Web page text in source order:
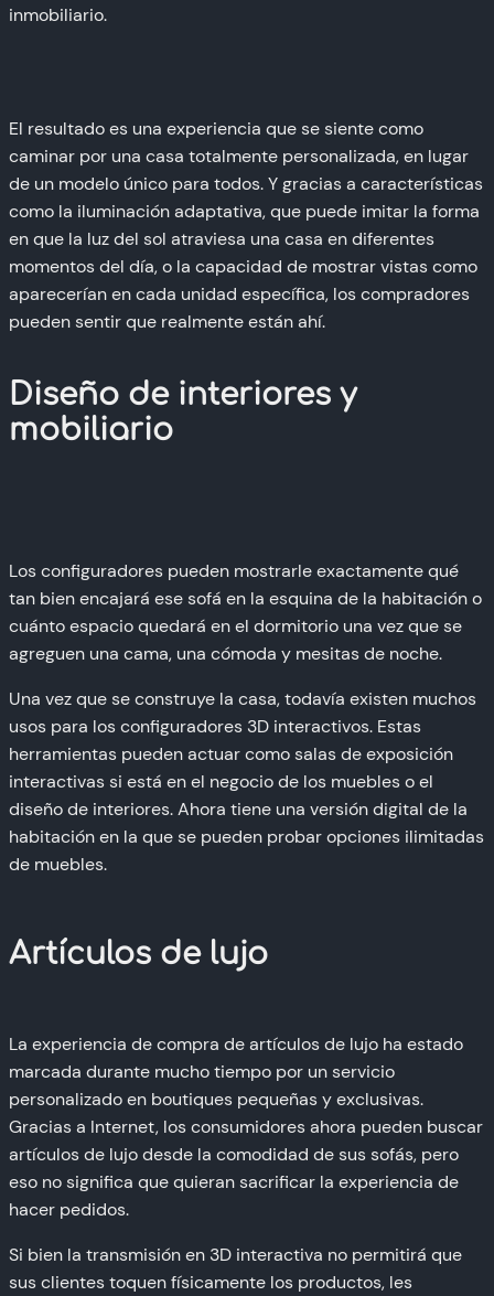
inmobiliario.
El resultado es una experiencia que se siente como
caminar por una casa totalmente personalizada, en lugar
de un modelo único para todos. Y gracias a características
como la iluminación adaptativa, que puede imitar la forma
en que la luz del sol atraviesa una casa en diferentes
momentos del día, o la capacidad de mostrar vistas como
aparecerían en cada unidad específica, los compradores
pueden sentir que realmente están ahí.
Diseño de interiores y
mobiliario
Los configuradores pueden mostrarle exactamente qué
tan bien encajará ese sofá en la esquina de la habitación o
cuánto espacio quedará en el dormitorio una vez que se
agreguen una cama, una cómoda y mesitas de noche.
Una vez que se construye la casa, todavía existen muchos
usos para los configuradores 3D interactivos. Estas
herramientas pueden actuar como salas de exposición
interactivas si está en el negocio de los muebles o el
diseño de interiores. Ahora tiene una versión digital de la
habitación en la que se pueden probar opciones ilimitadas
de muebles.
Artículos de lujo
La experiencia de compra de artículos de lujo ha estado
marcada durante mucho tiempo por un servicio
personalizado en boutiques pequeñas y exclusivas.
Gracias a Internet, los consumidores ahora pueden buscar
artículos de lujo desde la comodidad de sus sofás, pero
eso no significa que quieran sacrificar la experiencia de
hacer pedidos.
Si bien la transmisión en 3D interactiva no permitirá que
sus clientes toquen físicamente los productos, les